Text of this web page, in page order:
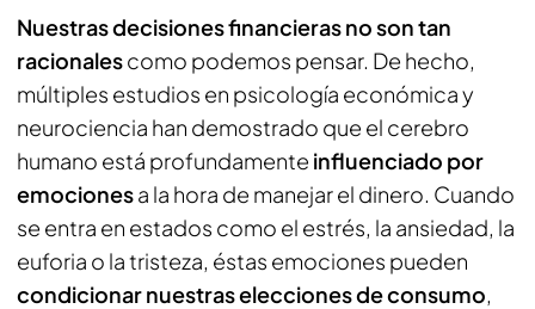
Nuestras decisiones financieras no son tan
racionalescomo podemos pensar. De hecho,
múltiples estudios en psicología económica y
neurociencia han demostrado que el cerebro
humano está profundamente influenciado por
emocionesa la hora de manejar el dinero. Cuando
se entra en estados como el estrés, la ansiedad, la
euforia o la tristeza, éstas emociones pueden
condicionar nuestras elecciones de consumo,